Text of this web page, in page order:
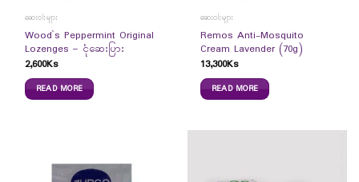
ဆေးဝါးများ
Wood`s Peppermint Original
Lozenges – ငုံဆေးပြား
2,600Ks
READ MORE
ဆေးဝါးများ
Remos Anti-Mosquito
Cream Lavender (70g)
13,300Ks
READ MORE